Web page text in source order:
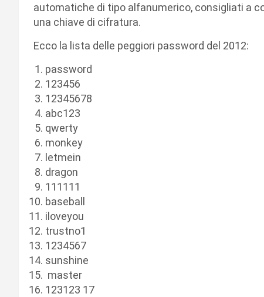
automatiche di tipo alfanumerico, consigliati a
una chiave di cifratura.
Ecco la lista delle peggiori password del 2012:
password
123456
12345678
abc123
qwerty
monkey
letmein
dragon
111111
baseball
iloveyou
trustno1
1234567
sunshine
master
123123 17